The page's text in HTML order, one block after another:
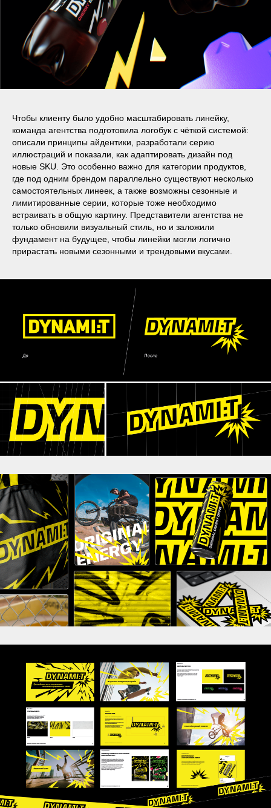
Чтобы клиенту было удобно масштабировать линейку,
команда агентства подготовила логобук с чёткой системой:
описали принципы айдентики, разработали серию
иллюстраций и показали, как адаптировать дизайн под
новые SKU. Это особенно важно для категории продуктов,
где под одним брендом параллельно существуют несколько
самостоятельных линеек, а также возможны сезонные и
лимитированные серии, которые тоже необходимо
встраивать в общую картину. Представители агентства не
только обновили визуальный стиль, но и заложили
фундамент на будущее, чтобы линейки могли логично
прирастать новыми сезонными и трендовыми вкусами.